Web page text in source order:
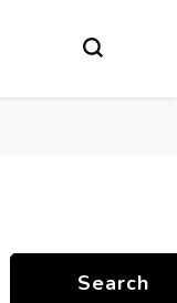
Search